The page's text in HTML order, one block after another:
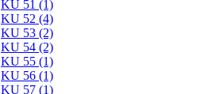
KU 51 (1)
KU 52 (4)
KU 53 (2)
KU 54 (2)
KU 55 (1)
KU 56 (1)
KU 57 (1)